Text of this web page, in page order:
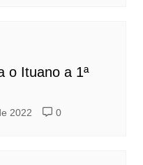
o Ituano a 1ª
2022 0